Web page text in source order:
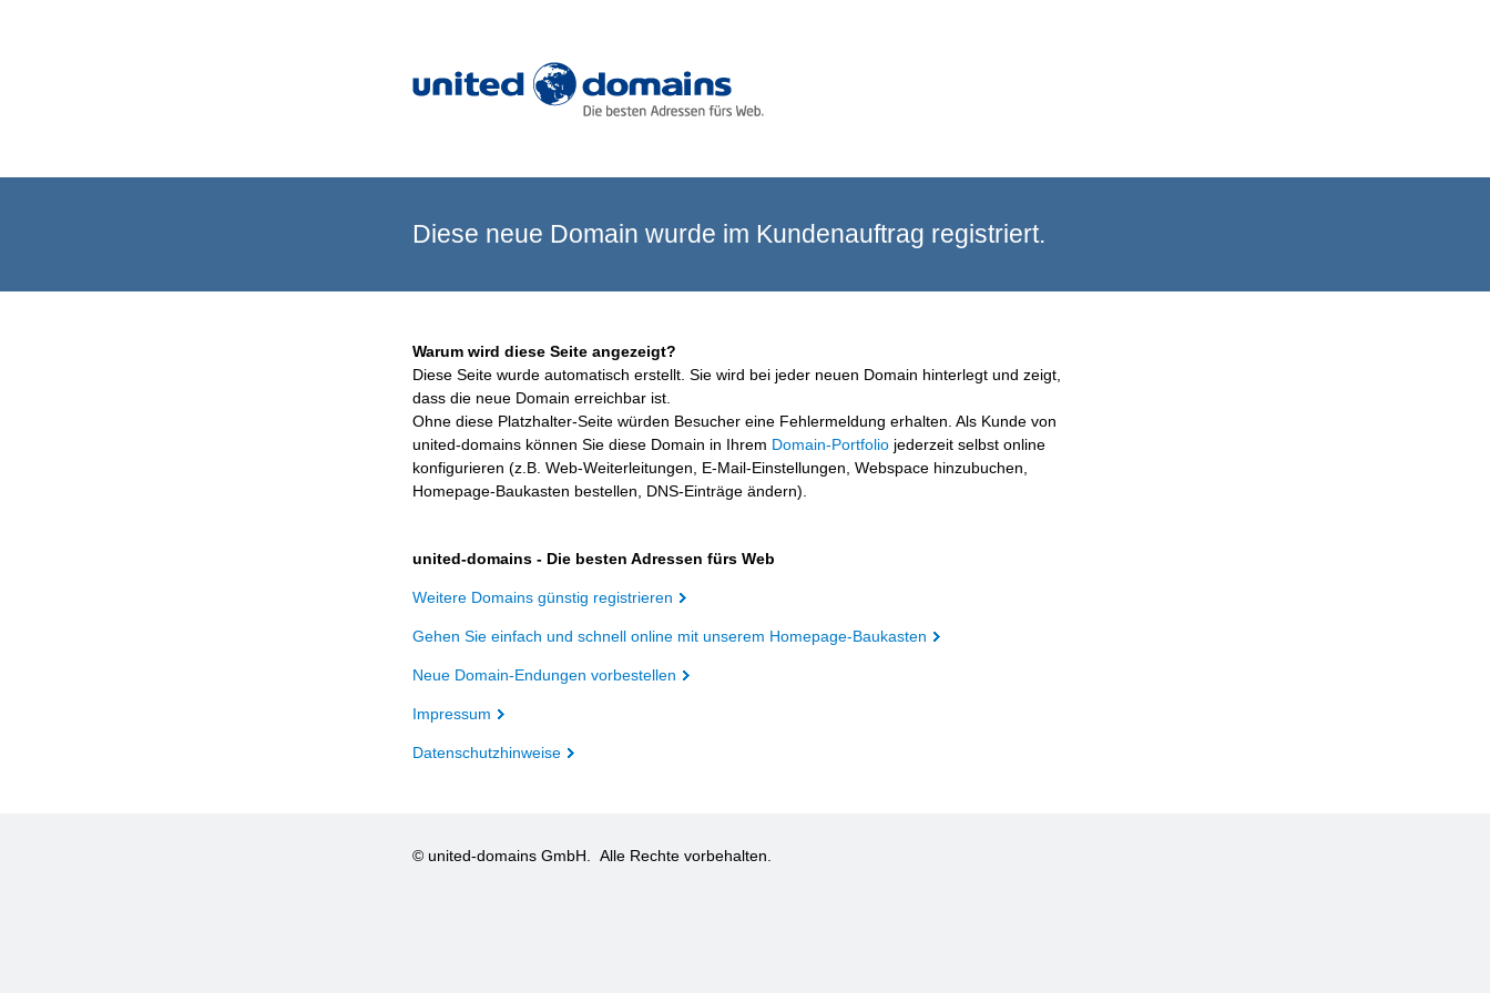
Diese neue Domain wurde im Kundenauftrag registriert.
Warum wird diese Seite angezeigt?
Diese Seite wurde automatisch erstellt. Sie wird bei jeder neuen Domain hinterlegt und zeigt,
dass die neue Domain erreichbar ist.
Ohne diese Platzhalter-Seite würden Besucher eine Fehlermeldung erhalten. Als Kunde von
united-domains können Sie diese Domain in Ihrem Domain-Portfolio jederzeit selbst online
konfigurieren (z.B. Web-Weiterleitungen, E-Mail-Einstellungen, Webspace hinzubuchen,
Homepage-Baukasten bestellen, DNS-Einträge ändern).
united-domains - Die besten Adressen fürs Web
Weitere Domains günstig registrieren
Gehen Sie einfach und schnell online mit unserem Homepage-Baukasten
Neue Domain-Endungen vorbestellen
Impressum
Datenschutzhinweise
© united-domains GmbH. Alle Rechte vorbehalten.